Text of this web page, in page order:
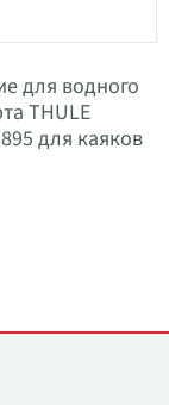
для водного
THULE
для каяков